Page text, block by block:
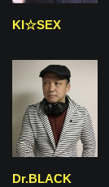
KI☆SEX
Dr.BLACK